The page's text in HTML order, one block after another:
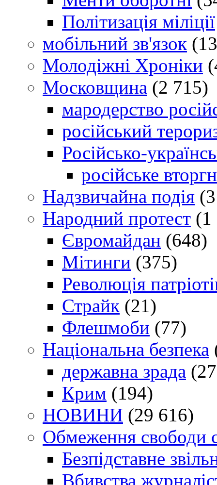
Політизація міліції
мобільний зв'язок
Молодіжні Хроніки
Московщина (2 715)
мародерство
російський
Російсько-
російське
Надзвичайна подія
Народний протест (1
Євромайдан (648)
Мітинги (375)
Революція
Страйк (21)
Флешмоби (77)
Національна безпека
державна зрада
Крим (194)
НОВИНИ (29 616)
Обмеження свободи
Безпідставне
Вбивства